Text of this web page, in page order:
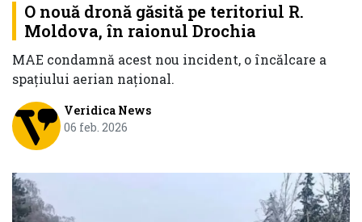
O nouă dronă găsită pe teritoriul R.
Moldova, în raionul Drochia
MAE condamnă acest nou incident, o încălcare a
spațiului aerian național.
Veridica News
06 feb. 2026